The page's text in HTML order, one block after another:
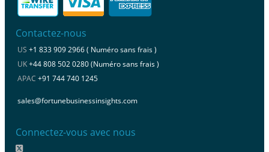
Contactez-nous
US +1 833 909 2966 ( Numéro sans frais )
UK+44 808 502 0280 (Numéro sans frais )
APAC +91 744 740 1245
sales@fortunebusinessinsights.com
Connectez-vous avec nous